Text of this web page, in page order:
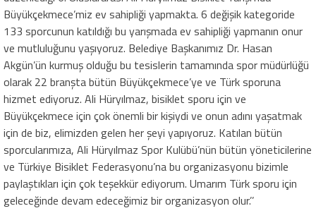
Büyükçekmece’miz ev sahipliği yapmakta. 6 değişik kategoride
133 sporcunun katıldığı bu yarışmada ev sahipliği yapmanın onur
ve mutluluğunu yaşıyoruz. Belediye Başkanımız Dr. Hasan
Akgün’ün kurmuş olduğu bu tesislerin tamamında spor müdürlüğü
olarak 22 branşta bütün Büyükçekmece’ye ve Türk sporuna
hizmet ediyoruz. Ali Hüryılmaz, bisiklet sporu için ve
Büyükçekmece için çok önemli bir kişiydi ve onun adını yaşatmak
için de biz, elimizden gelen her şeyi yapıyoruz. Katılan bütün
sporcularımıza, Ali Hüryılmaz Spor Kulübü’nün bütün yöneticilerine
ve Türkiye Bisiklet Federasyonu’na bu organizasyonu bizimle
paylaştıkları için çok teşekkür ediyorum. Umarım Türk sporu için
geleceğinde devam edeceğimiz bir organizasyon olur.’’